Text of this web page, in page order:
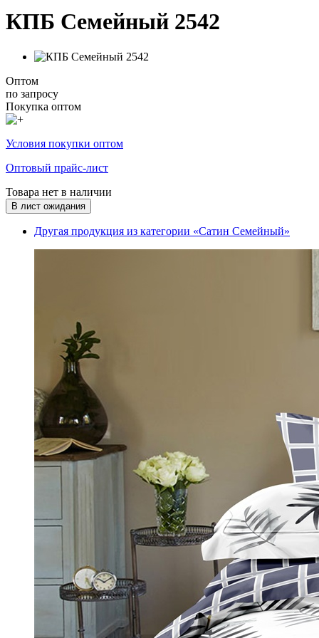
КПБ Семейный 2542
Оптом
по запросу
Покупка оптом
Условия покупки оптом
Оптовый прайс-лист
Товара нет в наличии
В лист ожидания
Другая продукция из категории «Сатин Семейный»